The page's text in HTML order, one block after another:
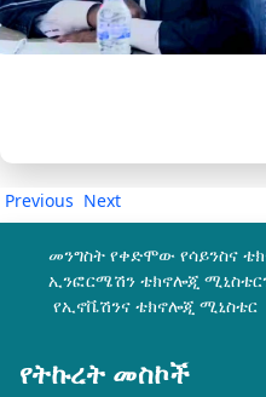
Previous Next
መንግስት የቀድሞው የሳይንስና
ኢንፎርሜሽን ቴክኖሎጂ
የኢኖቬሽንና ቴክኖሎጂ ሚኒስቴር
የትኩረት መስኮች